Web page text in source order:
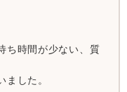
ち時間が少ない、質
ました。